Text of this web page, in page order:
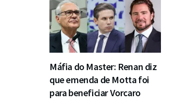
Máfia do Master: Renan diz
que emenda de Motta foi
para beneficiar Vorcaro